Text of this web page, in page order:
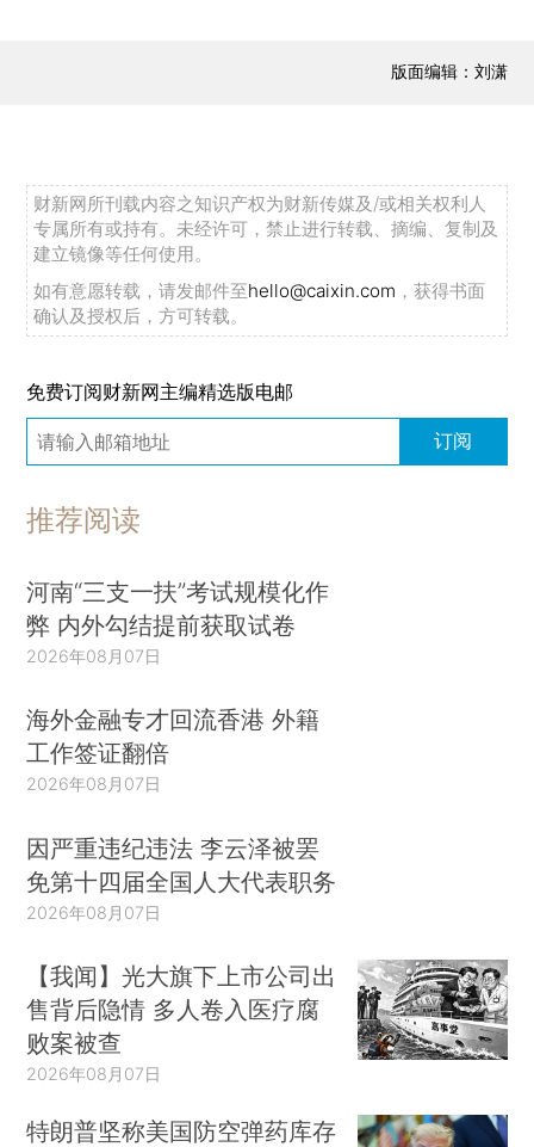
版面编辑：刘潇
财新网所刊载内容之知识产权为财新传媒及/或相关权利人
专属所有或持有。未经许可，禁止进行转载、摘编、复制及
建立镜像等任何使用。
如有意愿转载，请发邮件至hello@caixin.com ，获得书面
确认及授权后，方可转载。
免费订阅财新网主编精选版电邮
订阅
推荐阅读
河南“三支一扶”考试规模化作
弊 内外勾结提前获取试卷
2026年08月07日
海外金融专才回流香港 外籍
工作签证翻倍
2026年08月07日
因严重违纪违法 李云泽被罢
免第十四届全国人大代表职务
2026年08月07日
【我闻】光大旗下上市公司出
售背后隐情 多人卷入医疗腐
败案被查
2026年08月07日
特朗普坚称美国防空弹药库存